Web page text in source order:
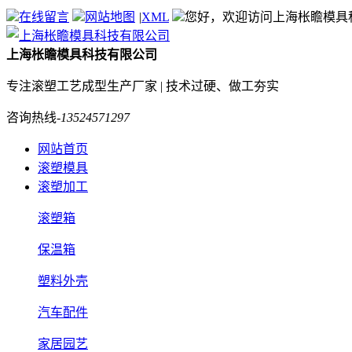
在线留言 网站地图 |XML 您好，欢迎访问上海枨瞻模具
上海枨瞻模具科技有限公司
专注滚塑工艺成型生产厂家 | 技术过硬、做工夯实
咨询热线-13524571297
网站首页
滚塑模具
滚塑加工
滚塑箱
保温箱
塑料外壳
汽车配件
家居园艺